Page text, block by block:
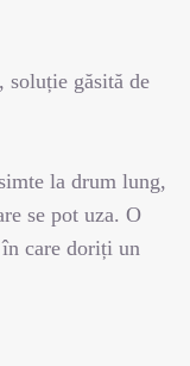
soluție găsită de
la drum lung,
se pot uza. O
care doriți un